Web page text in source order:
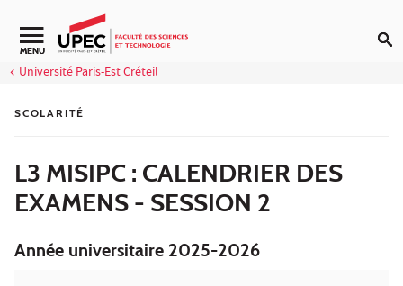
Aller au contenu
Navigation secondaire
MENU
Université Paris-Est Créteil
SCOLARITÉ
L3 MISIPC : CALENDRIER DES
EXAMENS - SESSION 2
Année universitaire 2025-2026